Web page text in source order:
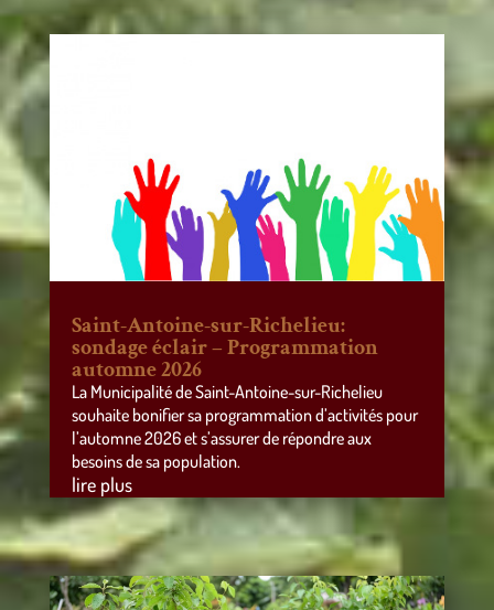
Saint-Antoine-sur-Richelieu:
sondage éclair – Programmation
automne 2026
La Municipalité de Saint-Antoine-sur-Richelieu
souhaite bonifier sa programmation d’activités pour
l’automne 2026 et s’assurer de répondre aux
besoins de sa population.
lire plus